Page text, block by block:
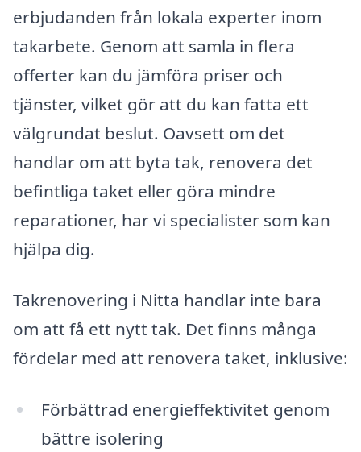
erbjudanden från lokala experter inom
takarbete. Genom att samla in flera
offerter kan du jämföra priser och
tjänster, vilket gör att du kan fatta ett
välgrundat beslut. Oavsett om det
handlar om att byta tak, renovera det
befintliga taket eller göra mindre
reparationer, har vi specialister som kan
hjälpa dig.
Takrenovering i Nitta handlar inte bara
om att få ett nytt tak. Det finns många
fördelar med att renovera taket, inklusive:
Förbättrad energieffektivitet genom
bättre isolering